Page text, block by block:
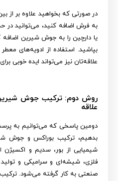
در صورتی که بخواهید علاوه بر از
یا دارچین را به جوش شیرین
بپاشید. استفاده از ادویه‌های
علاقه‌تان نیز می‌تواند ایده خوبی
روش دوم: ترکیب جوش
علاقه
دومین پاسخی که می‌توانیم به
بدهیم، ترکیب بوراکس و جوش
شیمیایی از بور، سدیم و
فلزی، شیشه‌ای و سرامیکی و
صنعتی به کار گرفته می‌شود.